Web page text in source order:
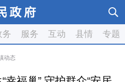
务 服务 互动 县情 专题
动态